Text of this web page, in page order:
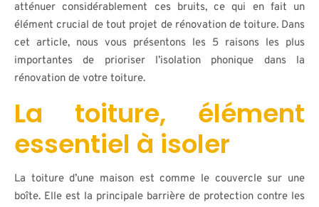
atténuer considérablement ces bruits, ce qui en fait un
élément crucial de tout projet de rénovation de toiture. Dans
cet article, nous vous présentons les 5 raisons les plus
importantes de prioriser l’isolation phonique dans la
rénovation de votre toiture.
La toiture, élément
essentiel à isoler
La toiture d’une maison est comme le couvercle sur une
boîte. Elle est la principale barrière de protection contre les